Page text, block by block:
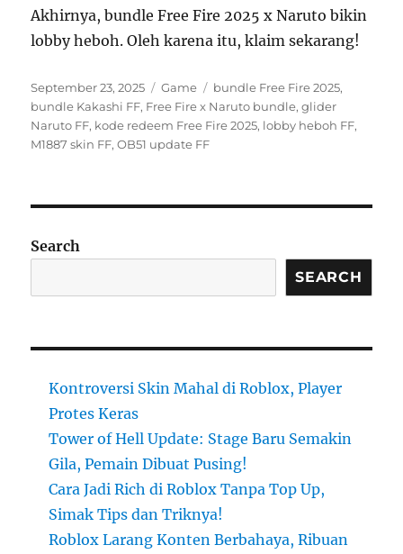
Akhirnya, bundle Free Fire 2025 x Naruto bikin
lobby heboh. Oleh karena itu, klaim sekarang!
Posted
on
September 23, 2025 Categories
Game Tags
bundle Free Fire 2025,
bundle Kakashi FF, Free Fire x Naruto bundle,glider
Naruto FF, kode redeem Free Fire 2025, lobby heboh FF,
M1887 skin FF,OB51 update FF
Search
SEARCH
Kontroversi Skin Mahal di Roblox, Player
Protes Keras
Tower of Hell Update: Stage Baru Semakin
Gila, Pemain Dibuat Pusing!
Cara Jadi Rich di Roblox Tanpa Top Up,
Simak Tips dan Triknya!
Roblox Larang Konten Berbahaya, Ribuan